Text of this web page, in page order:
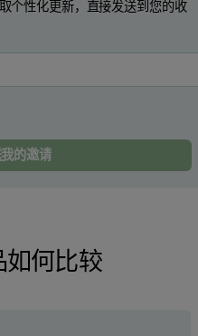
个性化更新，直接发送到您的收
的邀请
如何比较